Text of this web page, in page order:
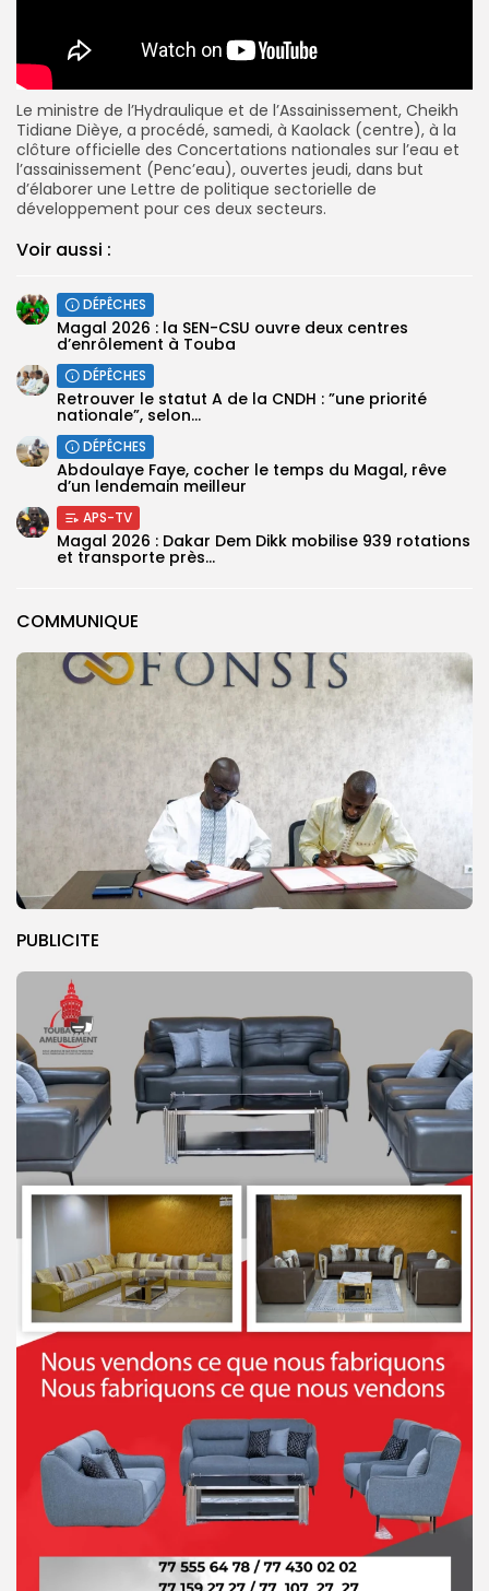
COMMUNIQUE
PUBLICITE
Le ministre de l’Hydraulique et de l’Assainissement, Cheikh
Tidiane Dièye, a procédé, samedi, à Kaolack (centre), à la
clôture officielle des Concertations nationales sur l’eau et
l’assainissement (Penc’eau), ouvertes jeudi, dans but
d’élaborer une Lettre de politique sectorielle de
développement pour ces deux secteurs.
Voir aussi :
DÉPÊCHES
Magal 2026 : la SEN-CSU ouvre deux centres
d’enrôlement à Touba
DÉPÊCHES
Retrouver le statut A de la CNDH : ”une priorité
nationale”, selon...
DÉPÊCHES
Abdoulaye Faye, cocher le temps du Magal, rêve
d’un lendemain meilleur
APS-TV
Magal 2026 : Dakar Dem Dikk mobilise 939 rotations
et transporte près...